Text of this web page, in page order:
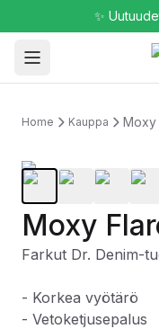
✨
Home Kauppa Moxy
Moxy
Farkut Dr. Denim-
- Korkea vyötärö
- Vetoketjusepalus